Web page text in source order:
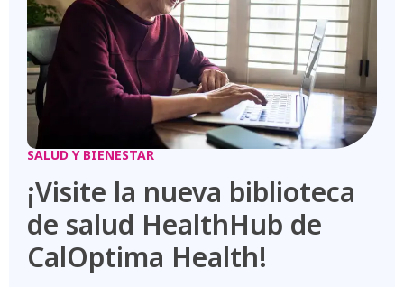
SALUD Y BIENESTAR
¡Visite la nueva biblioteca
de salud HealthHub de
CalOptima Health!